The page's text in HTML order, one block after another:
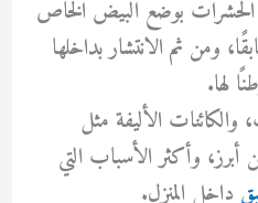
بوضع البيض الخاص
ومن ثم الانتشار بداخلها
لها.
والكائنات الأليفة مثل
وأكثر الأسباب التي
داخل المنزل.